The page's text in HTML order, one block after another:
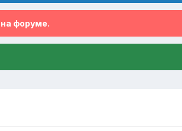
форуме.